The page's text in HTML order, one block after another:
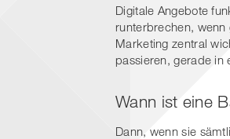
Digitale Angebote
runterbrechen,
Marketing zentral
passieren, gerade in
Wann ist eine
Dann, wenn sie